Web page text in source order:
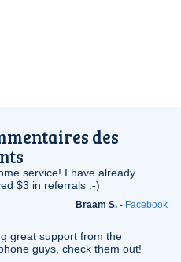
des
service! I have already
$3 in referrals :-)
Braam S. - Facebook
great support from the
guys, check them out!